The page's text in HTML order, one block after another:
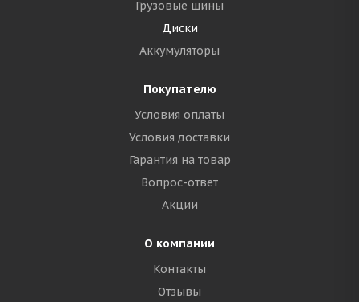
Грузовые шины
Диски
Аккумуляторы
Покупателю
Условия оплаты
Условия доставки
Гарантия на товар
Вопрос-ответ
Акции
О компании
Контакты
Отзывы